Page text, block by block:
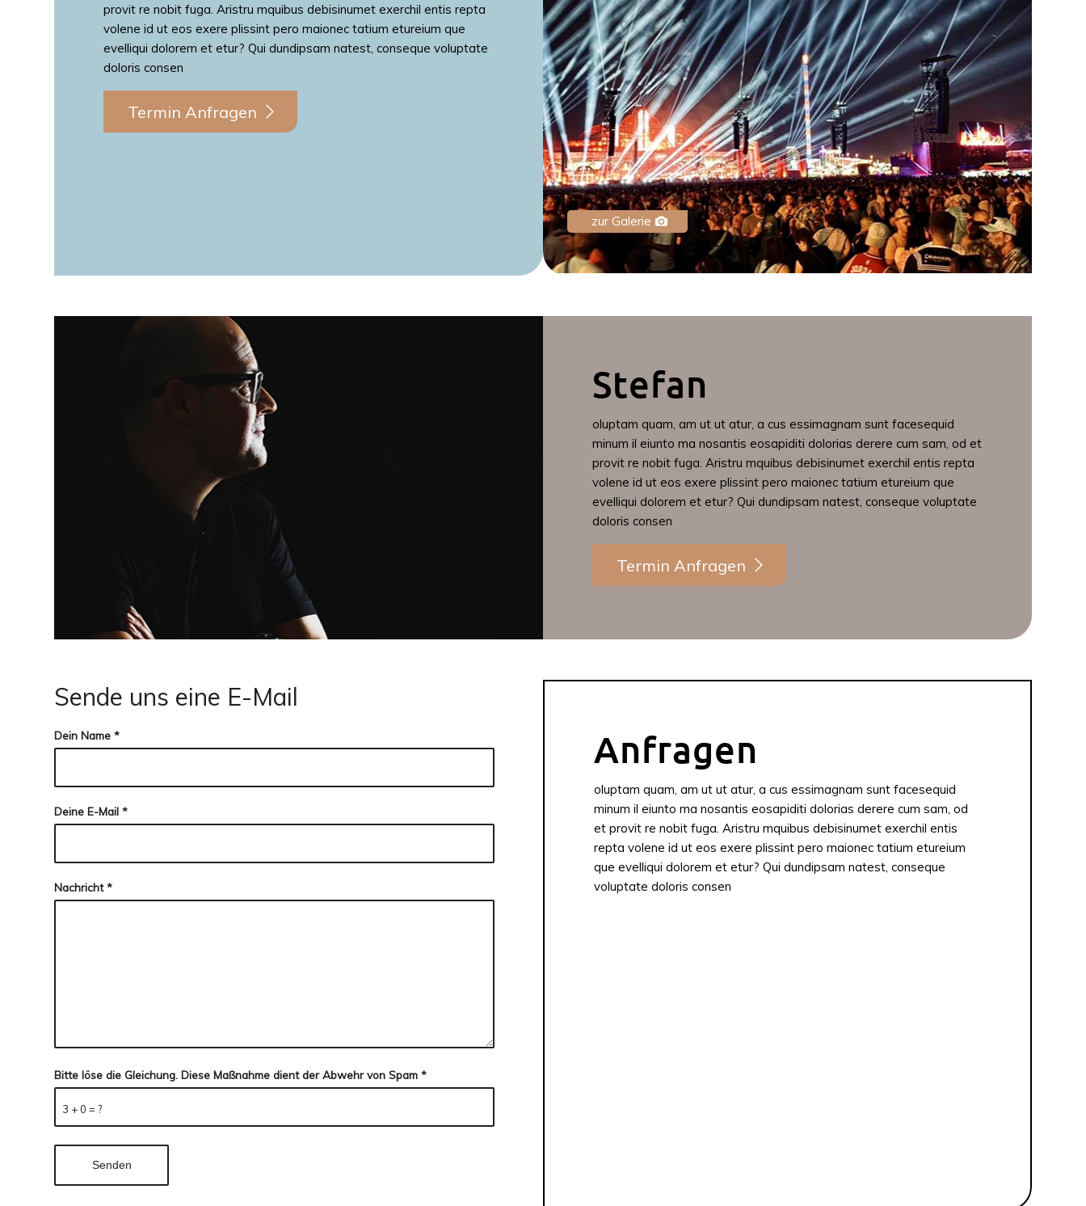
provit re nobit fuga. Aristru mquibus debisinumet exerchil entis repta
volene id ut eos exere plissint pero maionec tatium etureium que
evelliqui dolorem et etur? Qui dundipsam natest, conseque voluptate
doloris consen
Termin Anfragen
zur Galerie
Stefan
oluptam quam, am ut ut atur, a cus essimagnam sunt facesequid
minum il eiunto ma nosantis eosapiditi dolorias derere cum sam, od et
provit re nobit fuga. Aristru mquibus debisinumet exerchil entis repta
volene id ut eos exere plissint pero maionec tatium etureium que
evelliqui dolorem et etur? Qui dundipsam natest, conseque voluptate
doloris consen
Termin Anfragen
Sende uns eine E-Mail
Dein Name *
Deine E-Mail *
Nachricht*
3 + 0 = ?
Bitte löse die Gleichung. Diese Maßnahme dient der Abwehr von Spam *
Anfragen
oluptam quam, am ut ut atur, a cus essimagnam sunt facesequid
minum il eiunto ma nosantis eosapiditi dolorias derere cum sam, od
et provit re nobit fuga. Aristru mquibus debisinumet exerchil entis
repta volene id ut eos exere plissint pero maionec tatium etureium
que evelliqui dolorem et etur? Qui dundipsam natest, conseque
voluptate doloris consen